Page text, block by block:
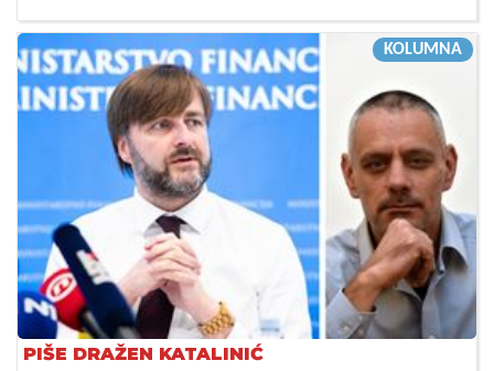
KOLUMNA
PIŠE DRAŽEN KATALINIĆ